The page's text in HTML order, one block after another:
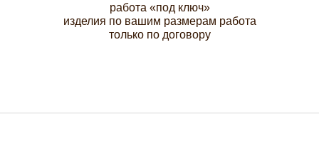
работа «под ключ»
изделия по вашим размерам работа
только по договору